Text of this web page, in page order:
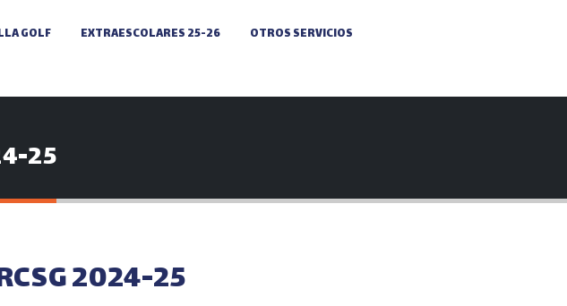
GOLF EXTRAESCOLARES 25-26
OTROS SERVICIOS
25
2024-25